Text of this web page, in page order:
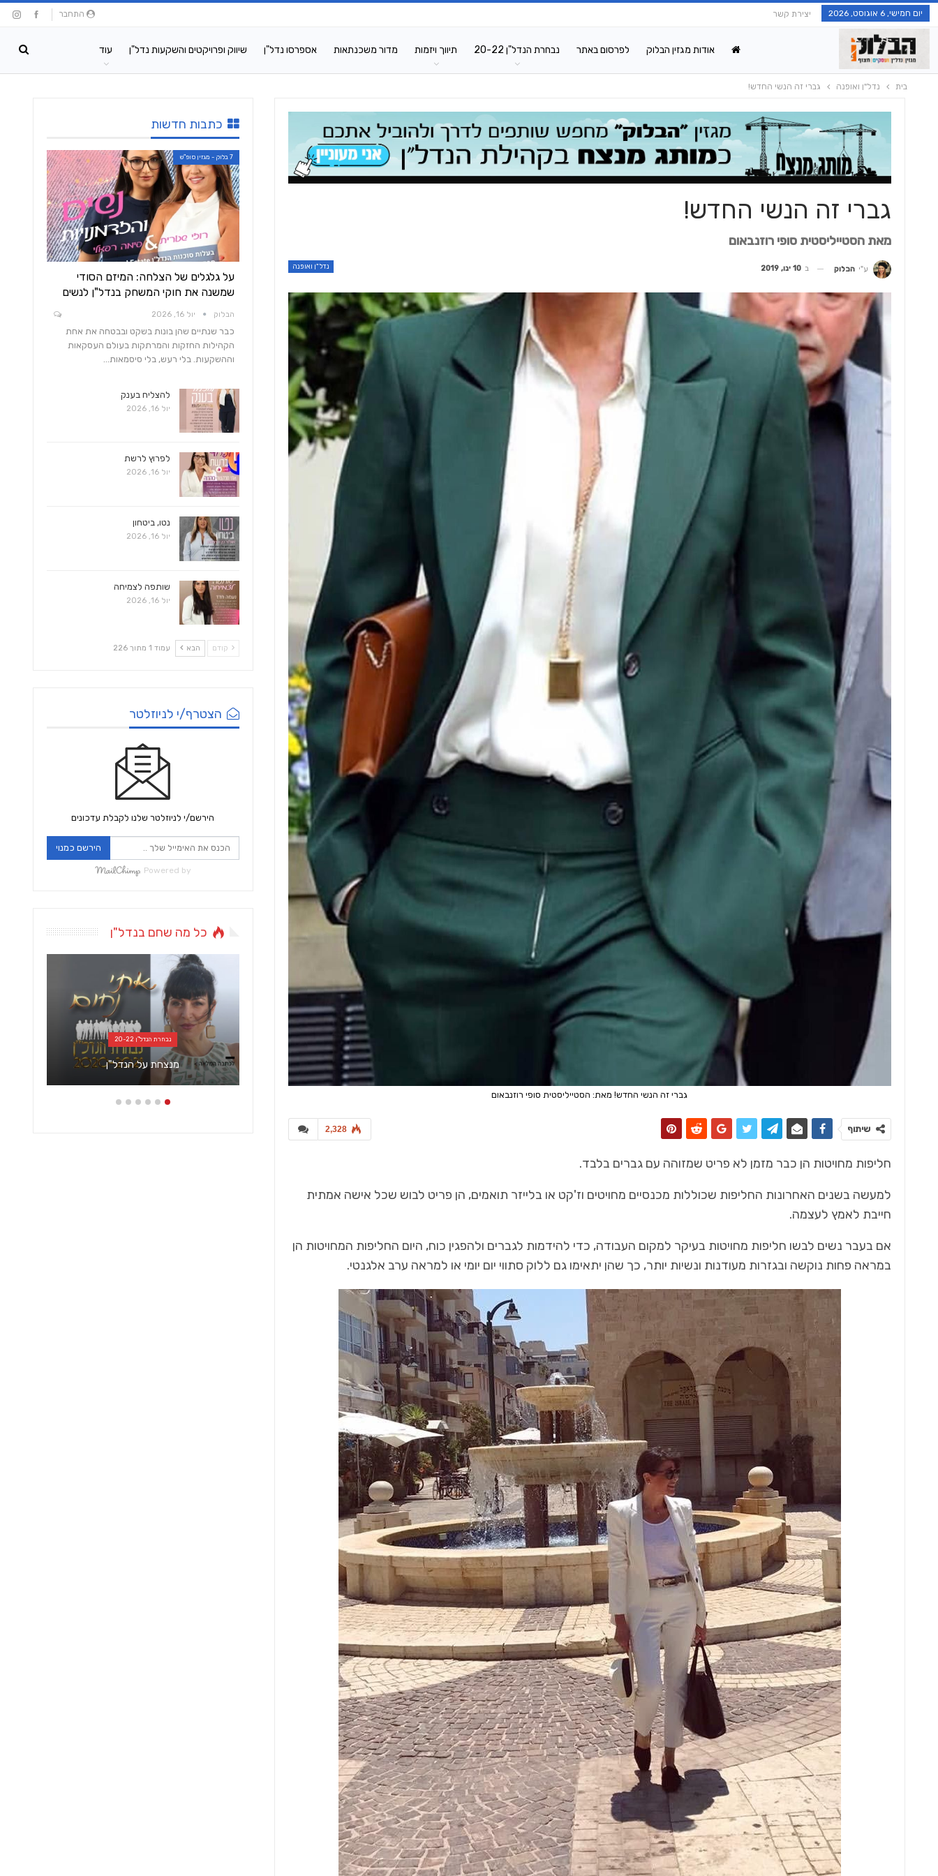
התחבר יום חמישי, 6 אוגוסט, 2026 יצירת קשר
אודות מגזין הבלוק לפרסום באתר נבחרת הנדל"ן 20-22 תיווך ויזמות מדור משכנתאות אספרסו נדל"ן שיווק ופרויקטים והשקעות נדל"ן עוד
בית נדל"ן ואופנה גברי זה הנשי החדש!
גברי זה הנשי החדש!
מאת הסטייליסטית סופי רוזנבאום
נדל"ן ואופנה ע"י הבלוק ב 10 ינו, 2019
גברי זה הנשי החדש! מאת: הסטייליסטית סופי רוזנבאום
2,328 שיתוף
חליפות מחויטות הן כבר מזמן לא פריט שמזוהה עם גברים בלבד.
למעשה בשנים האחרונות החליפות שכוללות מכנסיים מחויטים וז'קט או בלייזר תואמים, הן פריט לבוש שכל אישה אמתית
חייבת לאמץ לעצמה.
אם בעבר נשים לבשו חליפות מחויטות בעיקר למקום העבודה, כדי להידמות לגברים ולהפגין כוח, היום החליפות המחויטות הן
במראה פחות נוקשה ובגזרות מעודנות ונשיות יותר, כך שהן יתאימו גם ללוק סתווי יום יומי או למראה ערב אלגנטי.
כתבות חדשות
7 בלוק - מגזין סופ"ש
על גלגלים של הצלחה: המיזם הסודי
שמשנה את חוקי המשחק בנדל"ן לנשים
הבלוק יול 16, 2026
כבר שנתיים שהן בונות בשקט ובבטחה את אחת
הקהילות החזקות והמרתקות בעולם העסקאות
וההשקעות. בלי רעש, בלי סיסמאות…
להצליח בענק
יול 16, 2026
לפרוץ לרשת
יול 16, 2026
נטו, ביטחון
יול 16, 2026
שותפה לצמיחה
יול 16, 2026
קודם הבא עמוד 1 מתוך 226
הצטרף/י לניוזלטר
הירשם/י לניוזלטר שלנו לקבלת עדכונים
הירשם כמנוי
Powered by
כל מה שחם בנדל"ן
המפקח חג'ג
נבחרת הנדל"ן 20-22
מנצחת על הנדל"ן
כללי
"בעולם המשכנתאות והבנקאות, רב
הנסתר על הגלוי"